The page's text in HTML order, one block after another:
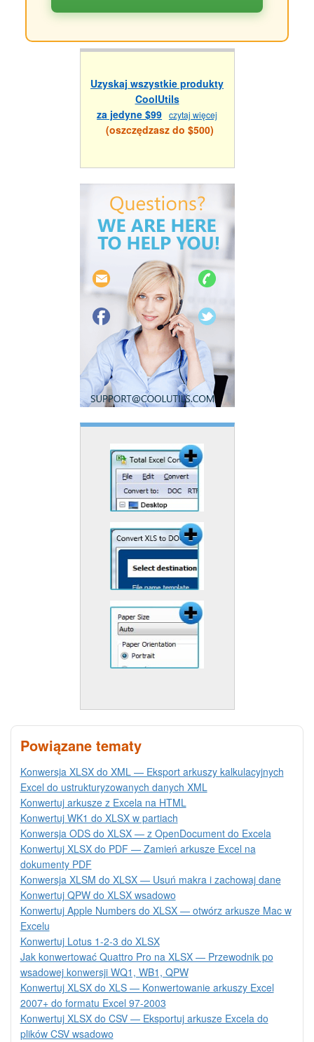
Uzyskaj wszystkie produkty
CoolUtils
za jedyne $99 czytaj więcej
(oszczędzasz do $500)
Powiązane tematy
Konwersja XLSX do XML — Eksport arkuszy kalkulacyjnych
Excel do ustrukturyzowanych danych XML
Konwertuj arkusze z Excela na HTML
Konwertuj WK1 do XLSX w partiach
Konwersja ODS do XLSX — z OpenDocument do Excela
Konwertuj XLSX do PDF — Zamień arkusze Excel na
dokumenty PDF
Konwersja XLSM do XLSX — Usuń makra i zachowaj dane
Konwertuj QPW do XLSX wsadowo
Konwertuj Apple Numbers do XLSX — otwórz arkusze Mac w
Excelu
Konwertuj Lotus 1-2-3 do XLSX
Jak konwertować Quattro Pro na XLSX — Przewodnik po
wsadowej konwersji WQ1, WB1, QPW
Konwertuj XLSX do XLS — Konwertowanie arkuszy Excel
2007+ do formatu Excel 97-2003
Konwertuj XLSX do CSV — Eksportuj arkusze Excela do
plików CSV wsadowo